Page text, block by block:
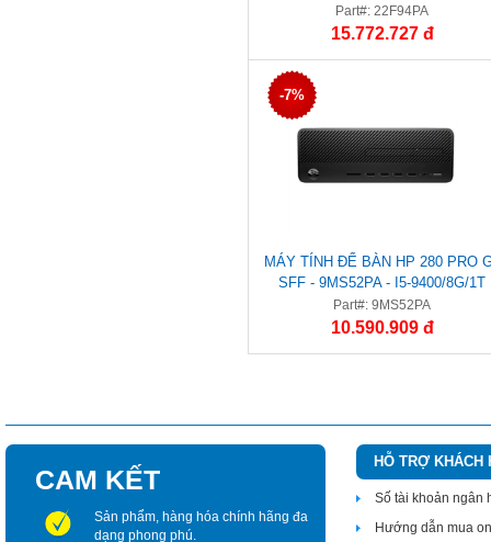
I710700/8G/512G-SSD/2G_R7-
430//W10
Part#: 22F94PA
15.772.727 đ
-7%
MÁY TÍNH ĐỂ BÀN HP 280 PRO
SFF - 9MS52PA - I5-9400/8G/1T
Part#: 9MS52PA
10.590.909 đ
CAM KẾT
Sản phẩm, hàng hóa chính hãng đa
dạng phong phú.
HỖ TRỢ KHÁCH
Số tài khoản ngân
Hướng dẫn mua